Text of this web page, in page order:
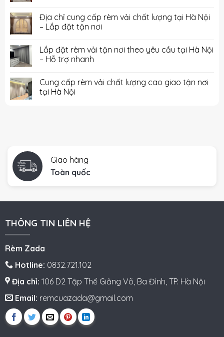
Địa chỉ cung cấp rèm vải chất lượng tại Hà Nội
– Lắp đặt tận nơi
Lắp đặt rèm vải tận nơi theo yêu cầu tại Hà Nội
– Hỗ trợ nhanh
Cung cấp rèm vải chất lượng cao giao tận nơi
tại Hà Nội
Giao hàng
Toàn quốc
THÔNG TIN LIÊN HỆ
Rèm Zada
Hotline: 0832.721.102
Địa chỉ: 106 D2 Tập Thể Giảng Võ, Ba Đình, TP. Hà Nội
Email: remcuazada@gmail.com